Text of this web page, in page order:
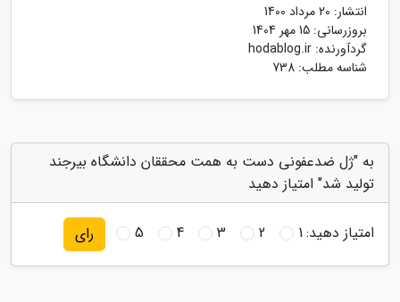
انتشار: 20 مرداد 1400
بروزرسانی: 15 مهر 1404
گردآورنده: hodablog.ir
شناسه مطلب: 738
به "ژل ضدعفونی دست به همت محققان دانشگاه بیرجند
تولید شد" امتیاز دهید
امتیاز دهید:1
2
3
4
5 رای